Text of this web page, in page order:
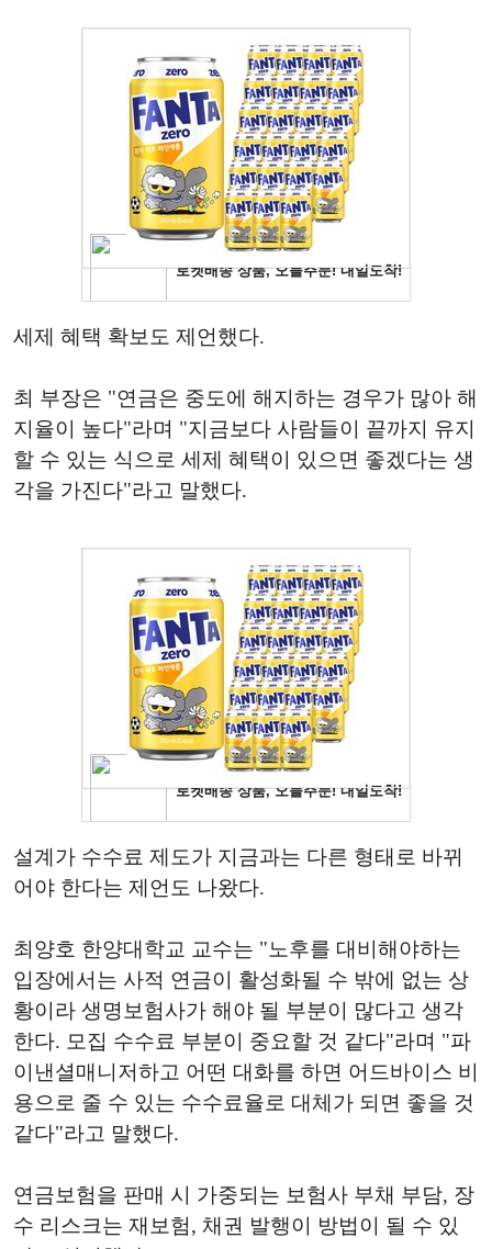
세제 혜택 확보도 제언했다.
최 부장은 "연금은 중도에 해지하는 경우가 많아 해
지율이 높다"라며 "지금보다 사람들이 끝까지 유지
할 수 있는 식으로 세제 혜택이 있으면 좋겠다는 생
각을 가진다"라고 말했다.
설계가 수수료 제도가 지금과는 다른 형태로 바뀌
어야 한다는 제언도 나왔다.
최양호 한양대학교 교수는 "노후를 대비해야하는
입장에서는 사적 연금이 활성화될 수 밖에 없는 상
황이라 생명보험사가 해야 될 부분이 많다고 생각
한다. 모집 수수료 부분이 중요할 것 같다"라며 "파
이낸셜매니저하고 어떤 대화를 하면 어드바이스 비
용으로 줄 수 있는 수수료율로 대체가 되면 좋을 것
같다"라고 말했다.
연금보험을 판매 시 가중되는 보험사 부채 부담, 장
수 리스크는 재보험, 채권 발행이 방법이 될 수 있